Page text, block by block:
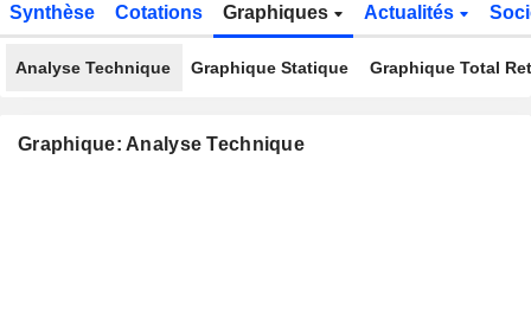
Synthèse Cotations Graphiques Actualités
Analyse Technique Graphique Statique Graphique Total
Graphique: Analyse Technique